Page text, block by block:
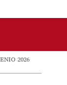
2026